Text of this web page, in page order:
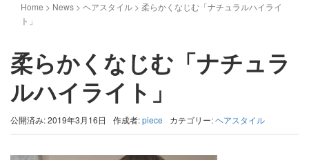
Home > News > ヘアスタイル > 柔らかくなじむ「ナチュラルハイライ
ト」
柔らかくなじむ「ナチュラ
ルハイライト」
公開済み: 2019年3月16日 作成者:piece カテゴリー:ヘアスタイル